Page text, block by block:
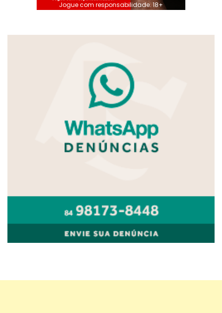
Jogue com responsabilidade. 18+